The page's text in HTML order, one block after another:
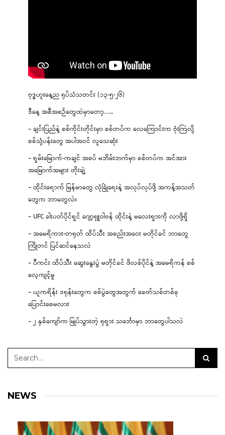
ဗုဒ္ဓဟူးနေ့ည ရုပ်သံသတင်း (၁၃-၅-၂၆)
ဒီနေ့ အစီအစဉ်တွေထဲမှာတော့…..
– ချင်းပြည်နဲ့ စစ်ကိုင်းတိုင်းမှာ စစ်တပ်က လေကြောင်းက ဗုံးကြဲလို့
စစ်သုံ့ပန်းတွေ အပါအဝင် လူသေဆုံး
– ရှမ်းမြောက်-ကချင် အစပ် မဘိမ်းဘက်မှာ စစ်တပ်က အင်အား
အမြောက်အများ တိုးချဲ့
– ထိုင်းရောက် မြန်မာတွေ လုံခြုံရေးနဲ့ အလုပ်လုပ်ဖို့ အကန့်အသတ်
တွေက ဘာတွေလဲ။
– UFC ခါးပတ်ပိုင်ရှင် ဂျော့ရှူဝါဗန် ထိုင်းနဲ့ မလေးရှားကို လာဖို့ရှိ
– အမေရိကား-တရုတ် ထိပ်သီး အစည်းအဝေး မတိုင်ခင် ဘာတွေ
ကြိုတင် ပြင်ဆင်နေသလဲ
– ပီကင်း ထိပ်သီး ဆွေးနွေးပွဲ မတိုင်ခင် ဖိလစ်ပိုင်နဲ့ အမေရိကန် စစ်
လေ့ကျင့်မှု
– ယူကရိန်း ဒရုန်းတွေက စစ်ပွဲတွေအတွက် ခေတ်သစ်တစ်ခု
ပြောင်းစေမလား
– ၂ နှစ်ကျော်က မြုပ်သွားတဲ့ ရုရှား သင်္ဘောမှာ ဘာတွေပါသလဲ
NEWS